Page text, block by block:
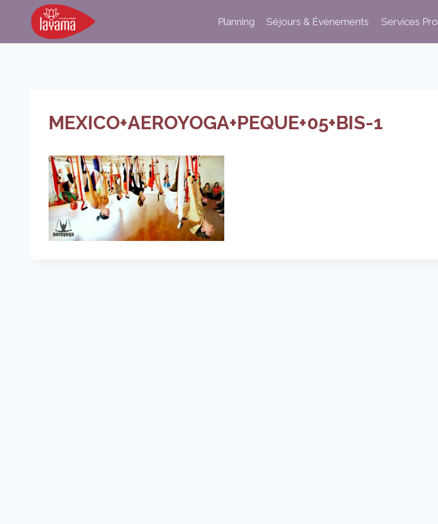
Planning Séjours & Évènements Services Pro
MEXICO+AEROYOGA+PEQUE+05+BIS-1